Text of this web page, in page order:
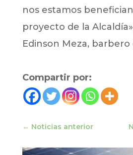
nos estamos
proyecto de la
Edinson Meza,
Compartir por:
← Noticias anterior